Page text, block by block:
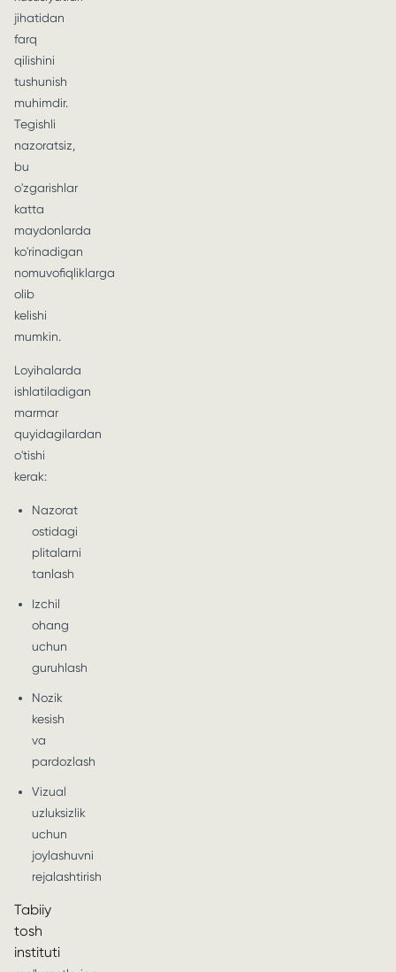
jihatidan
farq
qilishini
tushunish
muhimdir.
Tegishli
nazoratsiz,
bu
o'zgarishlar
katta
maydonlarda
ko'rinadigan
nomuvofiqliklarga
olib
kelishi
mumkin.
Loyihalarda
ishlatiladigan
marmar
quyidagilardan
o'tishi
kerak:
Nazorat
ostidagi
plitalarni
tanlash
Izchil
ohang
uchun
guruhlash
Nozik
kesish
va
pardozlash
Vizual
uzluksizlik
uchun
joylashuvni
rejalashtirish
Tabiiy
tosh
instituti